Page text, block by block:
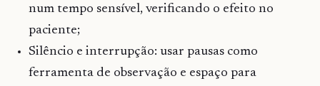
num tempo sensível, verificando o efeito no
paciente;
Silêncio e interrupção: usar pausas como
ferramenta de observação e espaço para